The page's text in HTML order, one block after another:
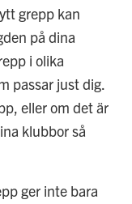
grepp kan
på dina
i olika
passar just dig.
eller om det är
klubbor så
ger inte bara